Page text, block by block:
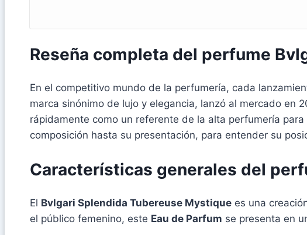
Reseña completa del perfume
En el competitivo mundo de la perfumería, cada
marca sinónimo de lujo y elegancia, lanzó al mercado en
rápidamente como un referente de la alta perfumería
composición hasta su presentación, para entender su
Características generales del
El Bvlgari Splendida Tubereuse Mystique es una
el público femenino, este Eau de Parfum se presenta en